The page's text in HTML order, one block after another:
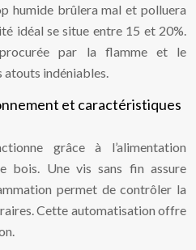
humide brûlera mal et polluera
idéal se situe entre 15 et 20%.
procurée par la flamme et le
atouts indéniables.
et caractéristiques
grâce à l’alimentation
bois. Une vis sans fin assure
permet de contrôler la
Cette automatisation offre